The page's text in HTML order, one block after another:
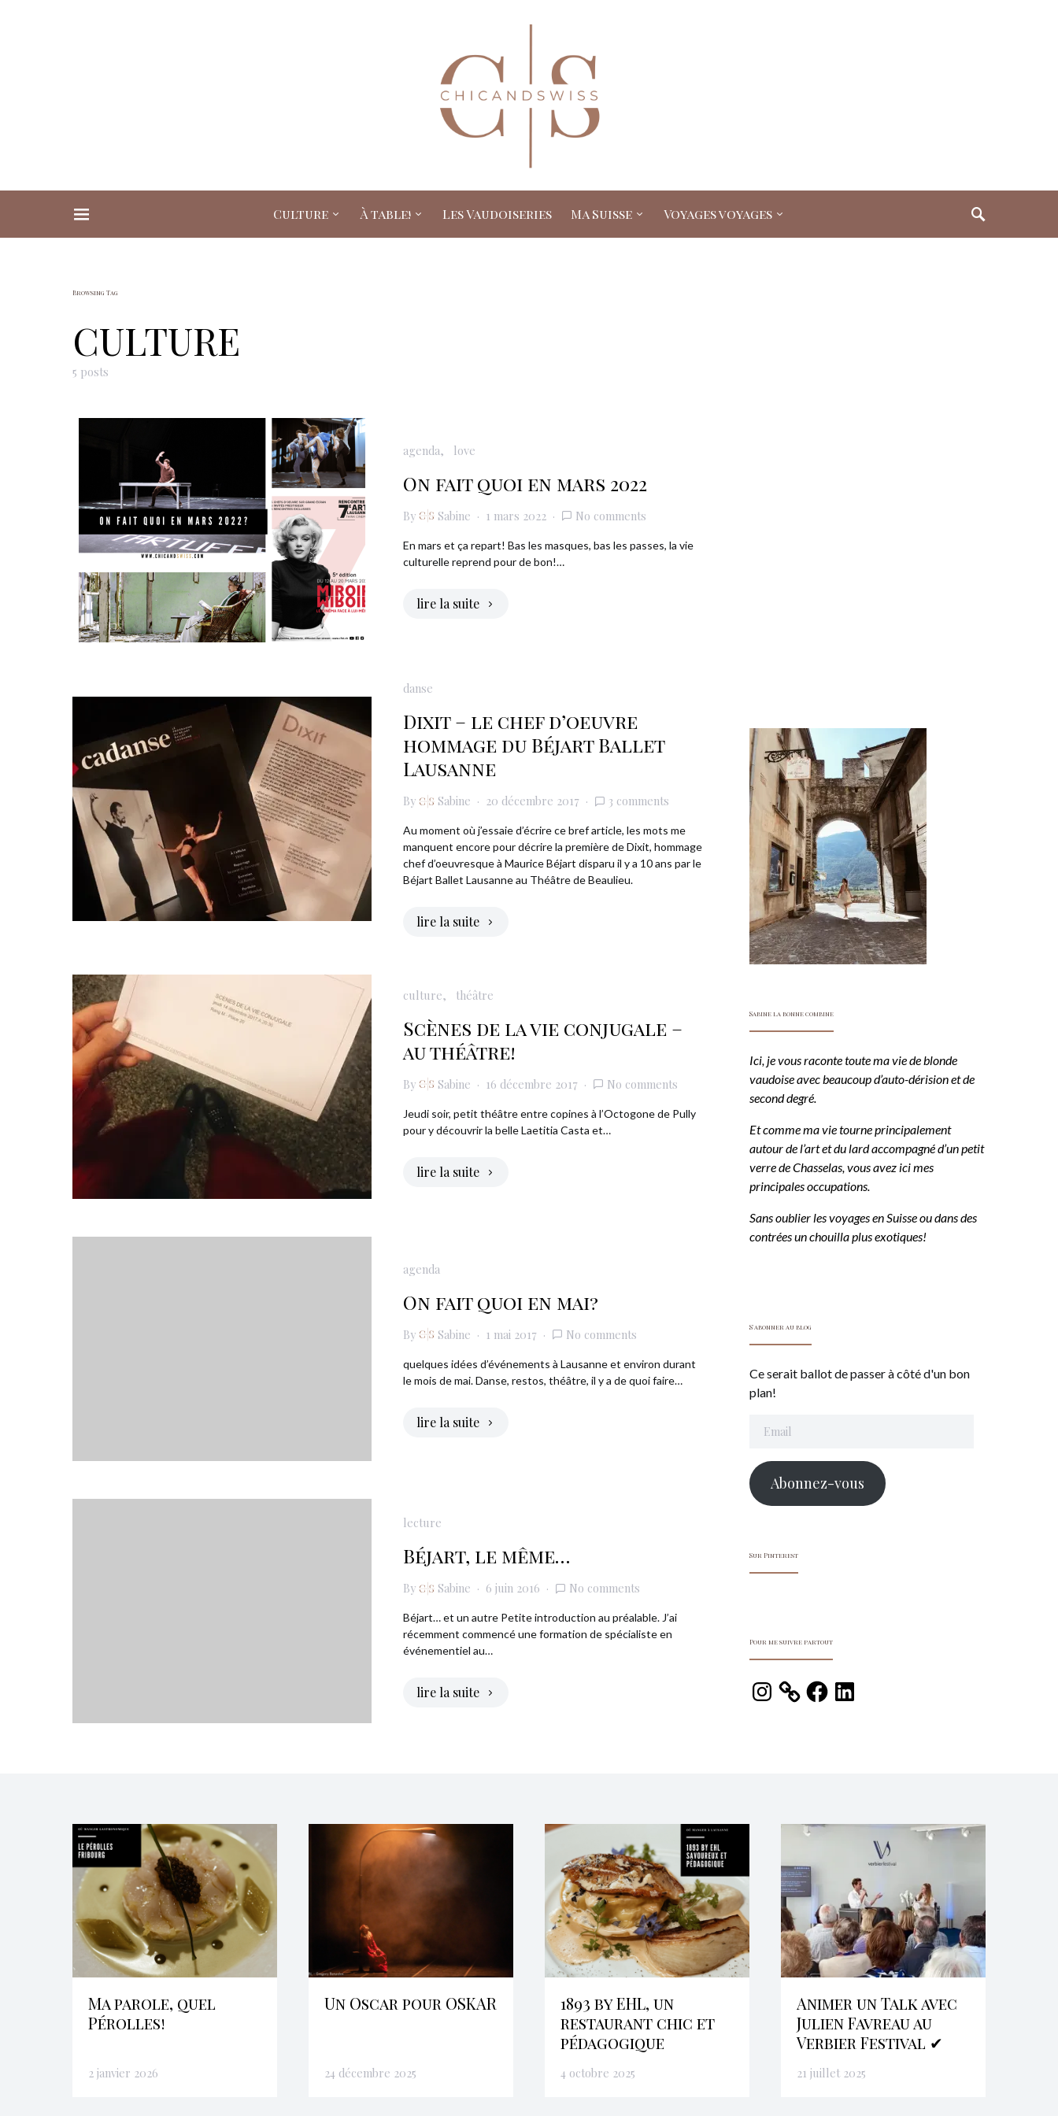
Culture À table! Les Vaudoiseries Ma Suisse Voyages voyages
Search for:
Browsing Tag
CULTURE
5 posts
agenda love
On fait quoi en mars 2022
By Sabine 1 mars 2022 No comments
En mars et ça repart! Bas les masques, bas les passes, la vie
culturelle reprend pour de bon!…
lire la suite
danse
Dixit – le chef d’oeuvre
hommage du Béjart Ballet
Lausanne
By Sabine 20 décembre 2017 3 comments
Au moment où j’essaie d’écrire ce bref article, les mots me
manquent encore pour décrire la première de Dixit, hommage
chef d’oeuvresque à Maurice Béjart disparu il y a 10 ans par le
Béjart Ballet Lausanne au Théâtre de Beaulieu.
lire la suite
culture théâtre
Scènes de la vie conjugale –
au théâtre!
By Sabine 16 décembre 2017 No comments
Jeudi soir, petit théâtre entre copines à l’Octogone de Pully
pour y découvrir la belle Laetitia Casta et…
lire la suite
agenda
On fait quoi en mai?
By Sabine 1 mai 2017 No comments
quelques idées d’événements à Lausanne et environ durant
le mois de mai. Danse, restos, théâtre, il y a de quoi faire…
lire la suite
lecture
Béjart, le même…
By Sabine 6 juin 2016 No comments
Béjart… et un autre Petite introduction au préalable. J’ai
récemment commencé une formation de spécialiste en
événementiel au…
lire la suite
Sabine la bonne combine
Ici, je vous raconte toute ma vie de blonde
vaudoise avec beaucoup d’auto-dérision et de
second degré.
Et comme ma vie tourne principalement
autour de l’art et du lard accompagné d’un petit
verre de Chasselas, vous avez ici mes
principales occupations.
Sans oublier les voyages en Suisse ou dans des
contrées un chouilla plus exotiques!
S'abonner au blog
Ce serait ballot de passer à côté d'un bon
plan!
Abonnez-vous
Sur Pinterest
Pour me suivre partout
Instagram FacebookLinkedIn
Ma parole, quel
Pérolles!
2 janvier 2026
Un Oscar pour OSKAR
24 décembre 2025
1893 by EHL, un
restaurant chic et
pédagogique
4 octobre 2025
Animer un Talk avec
Julien Favreau au
Verbier Festival ✔
21 juillet 2025